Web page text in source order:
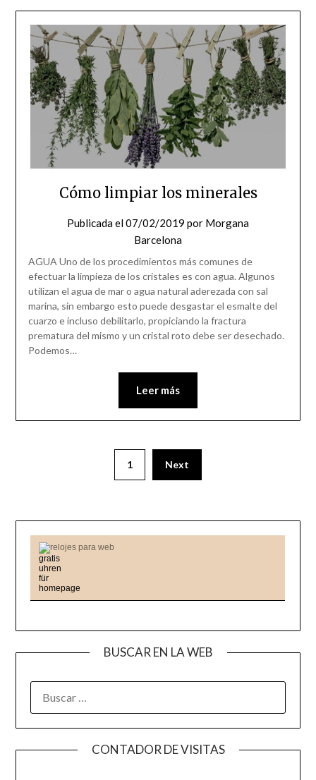
Cómo limpiar los minerales
Publicada el07/02/2019 por Morgana
Barcelona
AGUA Uno de los procedimientos más comunes de
efectuar la limpieza de los cristales es con agua. Algunos
utilizan el agua de mar o agua natural aderezada con sal
marina, sin embargo esto puede desgastar el esmalte del
cuarzo e incluso debilitarlo, propiciando la fractura
prematura del mismo y un cristal roto debe ser desechado.
Podemos…
Leer más
1 Next
relojes para web
BUSCAR EN LA WEB
CONTADOR DE VISITAS